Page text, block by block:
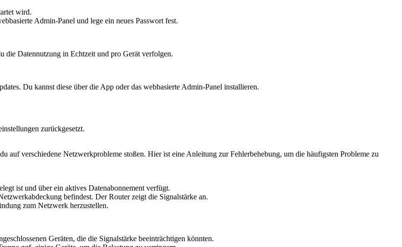
wird.
Admin-Panel und lege ein neues Passwort fest.
Datennutzung in Echtzeit und pro Gerät verfolgen.
Du kannst diese über die App oder das webbasierte Admin-Panel installieren.
zurückgesetzt.
verschiedene Netzwerkprobleme stoßen. Hier ist eine Anleitung zur Fehlerbehebung, um die häufigsten Probleme zu
ist und über ein aktives Datenabonnement verfügt.
befindest. Der Router zeigt die Signalstärke an.
zum Netzwerk herzustellen.
Geräten, die die Signalstärke beeinträchtigen könnten.